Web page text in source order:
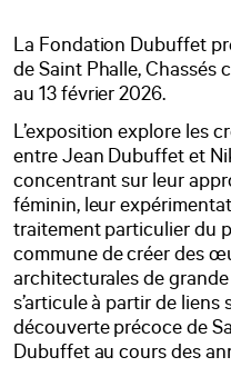
La Fondation Dubuffet
de Saint Phalle, Chassés
au 13 février 2026.
L’exposition explore les
entre Jean Dubuffet et
concentrant sur leur
féminin, leur
traitement particulier du
commune de créer des
architecturales de
s’articule à partir de
découverte précoce de
Dubuffet au cours des